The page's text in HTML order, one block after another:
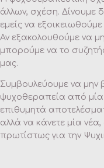
άλλων, σχέση. Δίνουμε
εμείς να
Αν εξακολουθούμε να
μπορούμε να το
μας.
Συμβουλεύουμε να μην
ψυχοθεραπεία από μία
επιθυμητά
αλλά να κάνετε μία
πρωτίστως για την